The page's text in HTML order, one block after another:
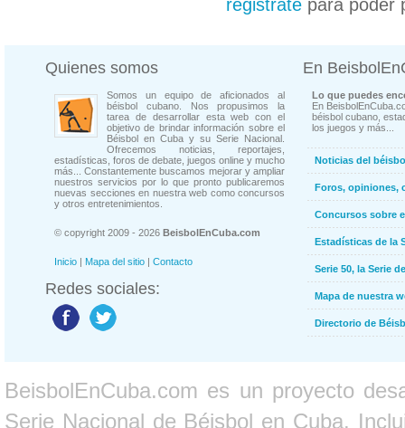
registrate para poder
Quienes somos
Somos un equipo de aficionados al
béisbol cubano. Nos propusimos la
tarea de desarrollar esta web con el
objetivo de brindar información sobre el
Béisbol en Cuba y su Serie Nacional.
Ofrecemos noticias, reportajes,
estadísticas, foros de debate, juegos online y mucho
más... Constantemente buscamos mejorar y ampliar
nuestros servicios por lo que pronto publicaremos
nuevas secciones en nuestra web como concursos
y otros entretenimientos.
© copyright 2009 - 2026 BeisbolEnCuba.com
Inicio | Mapa del sitio | Contacto
Redes sociales:
En
Lo que puedes
En
béisbol cubano,
los juegos y más...
Noticias del
Foros, opiniones,
Concursos sobre
Estadísticas de la
Serie 50, la Serie
Mapa de nuestra
Directorio de
BeisbolEnCuba.com es un proyecto
Serie Nacional de Béisbol en Cuba.